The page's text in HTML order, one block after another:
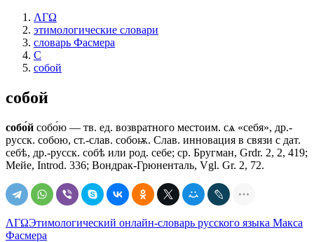
ΛΓΩ
этимологические словари
словарь Фасмера
С
собой
собой
собо́й собо́ю — тв. ед. возвратного местоим. сѧ «себя», др.-
русск. собою, ст.-слав. собоѭ. Слав. инновация в связи с дат.
себѣ, др.-русск. собѣ или род. себе; ср. Бругман, Grdr. 2, 2, 419;
Мейе, Introd. 336; Вондрак-Грюненталь, Vgl. Gr. 2, 72.
ΛΓΩЭтимологический онлайн-словарь русского языка Макса
Фасмера